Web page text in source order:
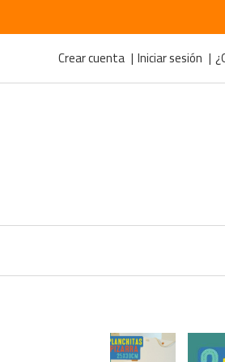
Crear cuenta Iniciar sesión